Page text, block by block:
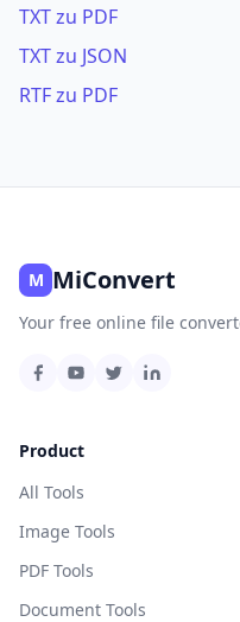
TXT zu PDF
TXT zu JSON
RTF zu PDF
M MiConvert
Your free online file
Product
All Tools
Image Tools
PDF Tools
Document Tools